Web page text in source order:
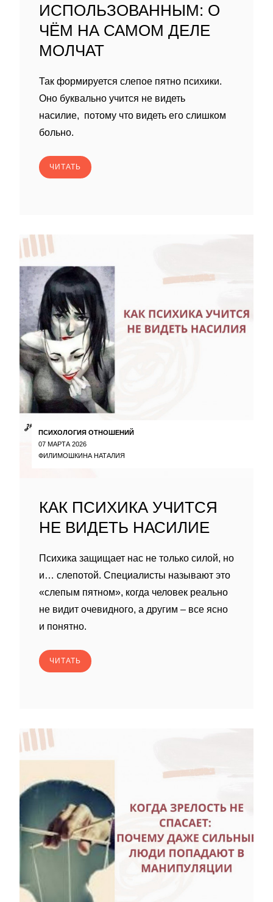
ИСПОЛЬЗОВАННЫМ: О
ЧЁМ НА САМОМ ДЕЛЕ
МОЛЧАТ
Так формируется слепое пятно психики.
Оно буквально учится не видеть
насилие, потому что видеть его слишком
больно.
ЧИТАТЬ
ПСИХОЛОГИЯ ОТНОШЕНИЙ
07 МАРТА 2026
ФИЛИМОШКИНА НАТАЛИЯ
КАК ПСИХИКА УЧИТСЯ
НЕ ВИДЕТЬ НАСИЛИЕ
Психика защищает нас не только силой, но
и… слепотой. Специалисты называют это
«слепым пятном», когда человек реально
не видит очевидного, а другим – все ясно
и понятно.
ЧИТАТЬ